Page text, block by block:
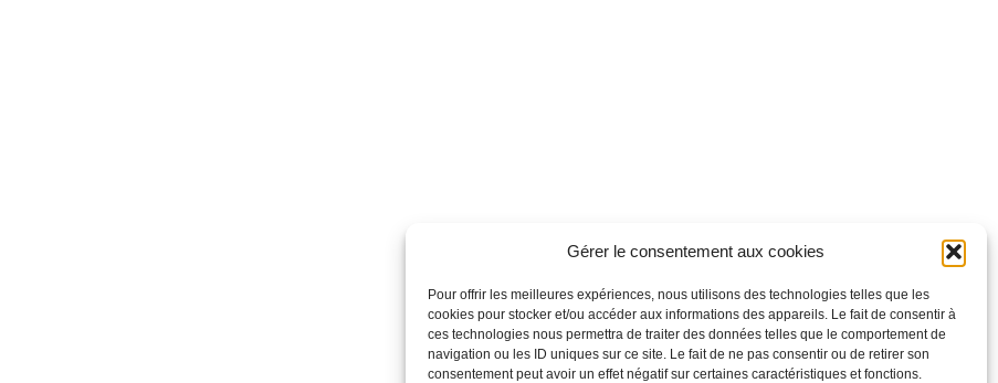
Gérer le consentement aux cookies
Pour offrir les meilleures expériences, nous utilisons des technologies telles que les
cookies pour stocker et/ou accéder aux informations des appareils. Le fait de consentir à
ces technologies nous permettra de traiter des données telles que le comportement de
navigation ou les ID uniques sur ce site. Le fait de ne pas consentir ou de retirer son
consentement peut avoir un effet négatif sur certaines caractéristiques et fonctions.